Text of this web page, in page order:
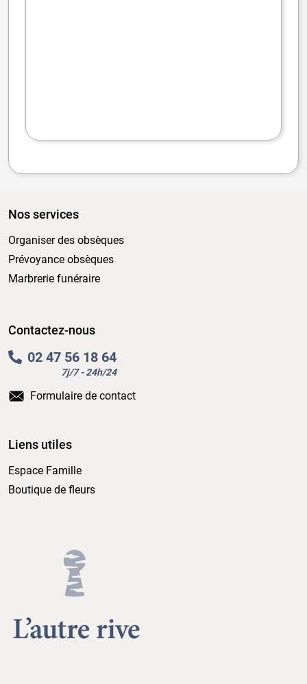
Nos services
Organiser des obsèques
Prévoyance obsèques
Marbrerie funéraire
Contactez-nous
02 47 56 18 64
7j/7 - 24h/24
Formulaire de contact
Liens utiles
Espace Famille
Boutique de fleurs